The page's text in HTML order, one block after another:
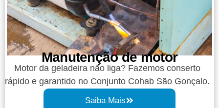
Manutenção de motor
Motor da geladeira não liga? Fazemos conserto
rápido e garantido no Conjunto Cohab São Gonçalo.
Saiba Mais